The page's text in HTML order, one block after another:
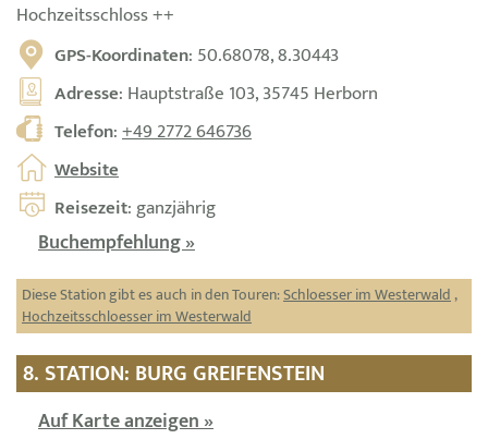
Hochzeitsschloss ++
GPS-Koordinaten: 50.68078, 8.30443
Adresse: Hauptstraße 103, 35745 Herborn
Telefon:+49 2772 646736
Website
Reisezeit: ganzjährig
Buchempfehlung »
Diese Station gibt es auch in den Touren:Schloesser im Westerwald,
Hochzeitsschloesser im Westerwald
8. STATION: BURG GREIFENSTEIN
Auf Karte anzeigen »